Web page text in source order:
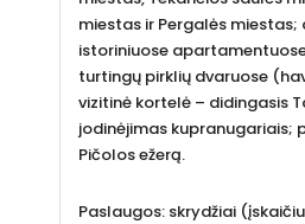
miestas ir Pergalės
istoriniuose
turtingų pirklių dvaruose
vizitinė kortelė – didingasis
jodinėjimas kupranugariais;
Pičolos ežerą.
Paslaugos: skrydžiai